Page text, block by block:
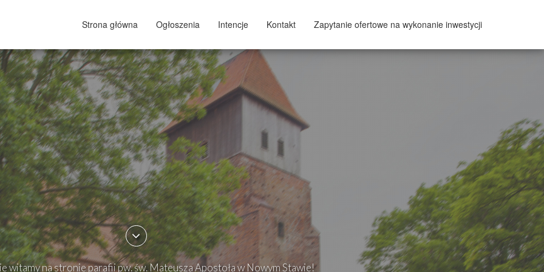
Strona główna Ogłoszenia Intencje Kontakt Zapytanie ofertowe na wykonanie inwestycji
witamy na stronie parafii pw. św. Mateusza Apostoła w Nowym Stawie!